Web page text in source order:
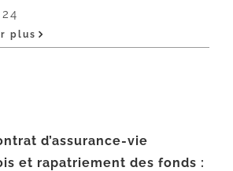
plus
d’assurance-vie
et rapatriement des fonds :